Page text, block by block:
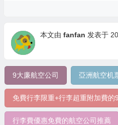
本文由 fanfan 发表于
9大廉航空公司 亞洲航空机
免費行李限重+行李超重附加費的
行李費優惠免費的航空公司推薦